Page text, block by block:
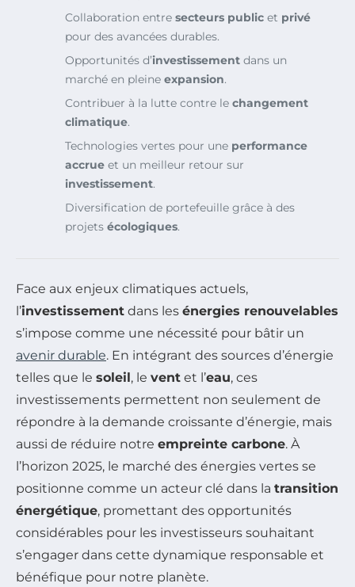
Collaboration entre secteurs public et privé
pour des avancées durables.
Opportunités d’investissement dans un
marché en pleine expansion.
Contribuer à la lutte contre le changement
climatique.
Technologies vertes pour une performance
accrue et un meilleur retour sur
investissement.
Diversification de portefeuille grâce à des
projets écologiques.
Face aux enjeux climatiques actuels,
l’investissement dans les énergies renouvelables
s’impose comme une nécessité pour bâtir un
avenir durable. En intégrant des sources d’énergie
telles que le soleil , le vent et l’eau, ces
investissements permettent non seulement de
répondre à la demande croissante d’énergie, mais
aussi de réduire notre empreinte carbone. À
l’horizon 2025, le marché des énergies vertes se
positionne comme un acteur clé dans la transition
énergétique, promettant des opportunités
considérables pour les investisseurs souhaitant
s’engager dans cette dynamique responsable et
bénéfique pour notre planète.